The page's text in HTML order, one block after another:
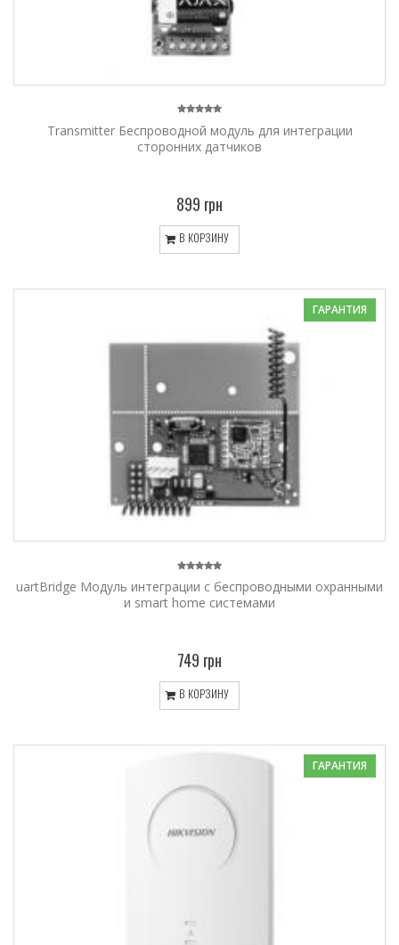
Transmitter Беспроводной модуль для интеграции
сторонних датчиков
899 грн
В КОРЗИНУ
ГАРАНТИЯ
uartBridge Модуль интеграции с беспроводными охранными
и smart home системами
749 грн
В КОРЗИНУ
ГАРАНТИЯ